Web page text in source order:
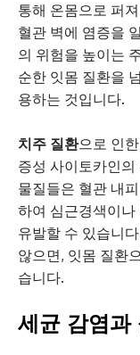
통해 온몸으로 퍼
혈관 벽에 염증을
의 위험을 높이는
순한 잇몸 질환을
용하는 것입니다.
치주 질환으로 인
증성 사이토카인
물질들은 혈관 내
하여 심근경색이
유발할 수 있습니
않으면, 잇몸 질환
습니다.
세균 감염과